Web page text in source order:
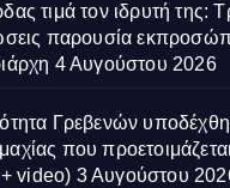
τιμά τον ιδρυτή της:
παρουσία
4 Αυγούστου 2026
Γρεβενών
που
+ video) 3 Αυγούστου